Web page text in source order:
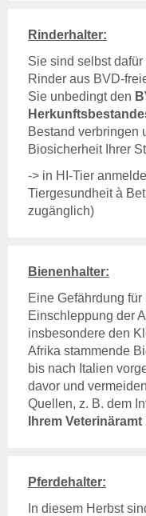
Rinderhalter:
Sie sind selbst
Rinder aus BVD-
Sie unbedingt den
Bestand verbringen
Biosicherheit Ihrer
-> in HI-Tier
Tiergesundheit à
zugänglich)
Bienenhalter:
Eine Gefährdung
Einschleppung der
insbesondere den
Afrika stammende
bis nach Italien
davor und
Quellen, z. B. dem
Ihrem
Pferdehalter:
In diesem Herbst